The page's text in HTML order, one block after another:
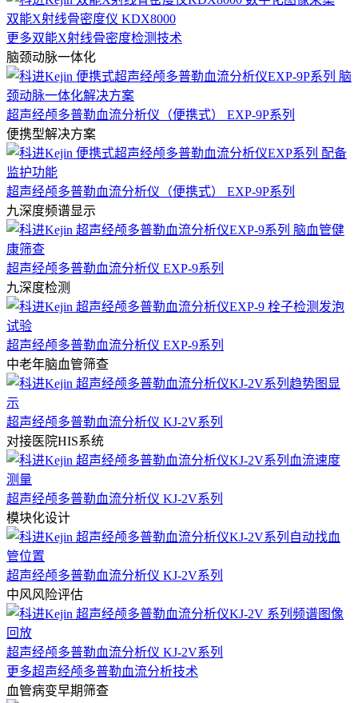
双能X射线骨密度仪 KDX8000
更多双能X射线骨密度检测技术
脑颈动脉一体化
超声经颅多普勒血流分析仪（便携式） EXP-9P系列
便携型解决方案
超声经颅多普勒血流分析仪（便携式） EXP-9P系列
九深度频谱显示
超声经颅多普勒血流分析仪 EXP-9系列
九深度检测
超声经颅多普勒血流分析仪 EXP-9系列
中老年脑血管筛查
超声经颅多普勒血流分析仪 KJ-2V系列
对接医院HIS系统
超声经颅多普勒血流分析仪 KJ-2V系列
模块化设计
超声经颅多普勒血流分析仪 KJ-2V系列
中风风险评估
超声经颅多普勒血流分析仪 KJ-2V系列
更多超声经颅多普勒血流分析技术
血管病变早期筛查